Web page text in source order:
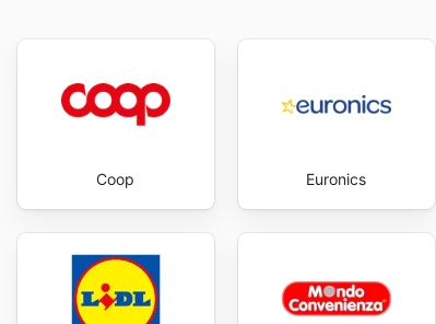
Coop Euronics